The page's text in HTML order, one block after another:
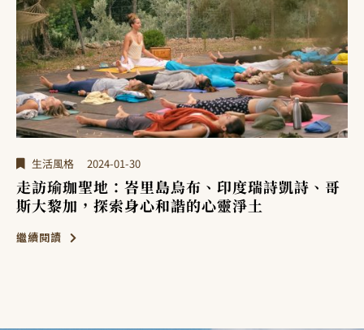
詩、哥
生活風格
日本職人精神：細節中的匠心，職人工
「新潟」介紹